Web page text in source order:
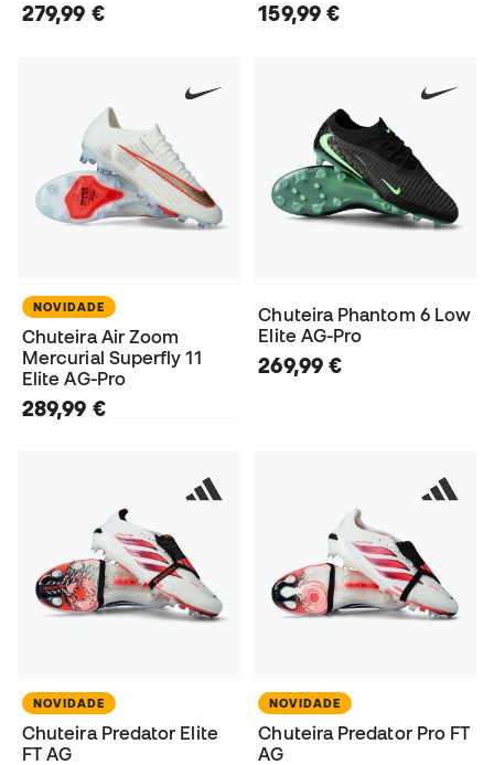
279,99 € 159,99 €
NOVIDADE
Chuteira Air Zoom
Mercurial Superfly 11
Elite AG-Pro
289,99 €
Chuteira Phantom 6 Low
Elite AG-Pro
269,99 €
NOVIDADE
Chuteira Predator Elite
FT AG
NOVIDADE
Chuteira Predator Pro FT
AG